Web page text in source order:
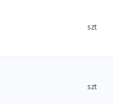
szt
szt